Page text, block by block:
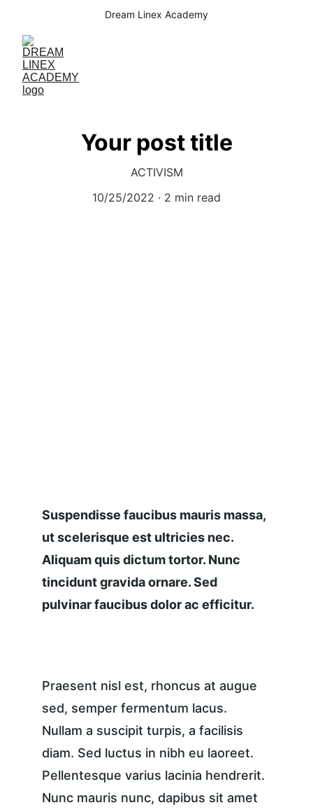
Dream Linex Academy
Your post title
ACTIVISM
10/25/2022
2 min read
Suspendisse faucibus mauris massa,
ut scelerisque est ultricies nec.
Aliquam quis dictum tortor. Nunc
tincidunt gravida ornare. Sed
pulvinar faucibus dolor ac efficitur.
Praesent nisl est, rhoncus at augue
sed, semper fermentum lacus.
Nullam a suscipit turpis, a facilisis
diam. Sed luctus in nibh eu laoreet.
Pellentesque varius lacinia hendrerit.
Nunc mauris nunc, dapibus sit amet